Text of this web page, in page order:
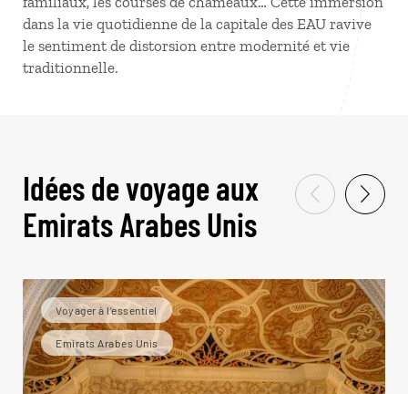
dans la vie quotidienne de la capitale des EAU ravive
le sentiment de distorsion entre modernité et vie
traditionnelle.
Idées de voyage aux
Emirats Arabes Unis
Voyager à l’essentiel
Emirats Arabes Unis